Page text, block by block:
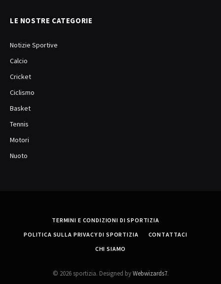
LE NOSTRE CATEGORIE
Notizie Sportive
Calcio
Cricket
Ciclismo
Basket
Tennis
Motori
Nuoto
TERMINI E CONDIZIONI DI SPORTIZIA
POLITICA SULLA PRIVACY DI SPORTIZIA
CONTATTACI
CHI SIAMO
© 2026 sportizia. Designed byWebwizards7.